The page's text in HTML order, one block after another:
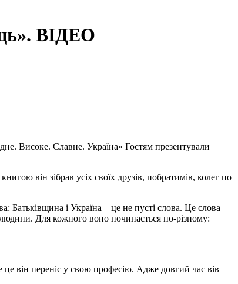
ВІДЕО
Високе. Славне. Україна» Гостям презентували
він зібрав усіх своїх друзів, побратимів, колег по
і Україна – це не пусті слова. Це слова
Для кожного воно починається по-різному:
він переніс у свою професію. Адже довгий час вів